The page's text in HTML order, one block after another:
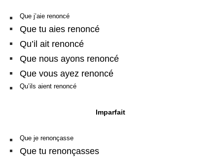
Que j’aie renoncé
Que tu aies renoncé
Qu’il ait renoncé
Que nous ayons renoncé
Que vous ayez renoncé
Qu’ils aient renoncé
Imparfait
Que je renonçasse
Que tu renonçasses